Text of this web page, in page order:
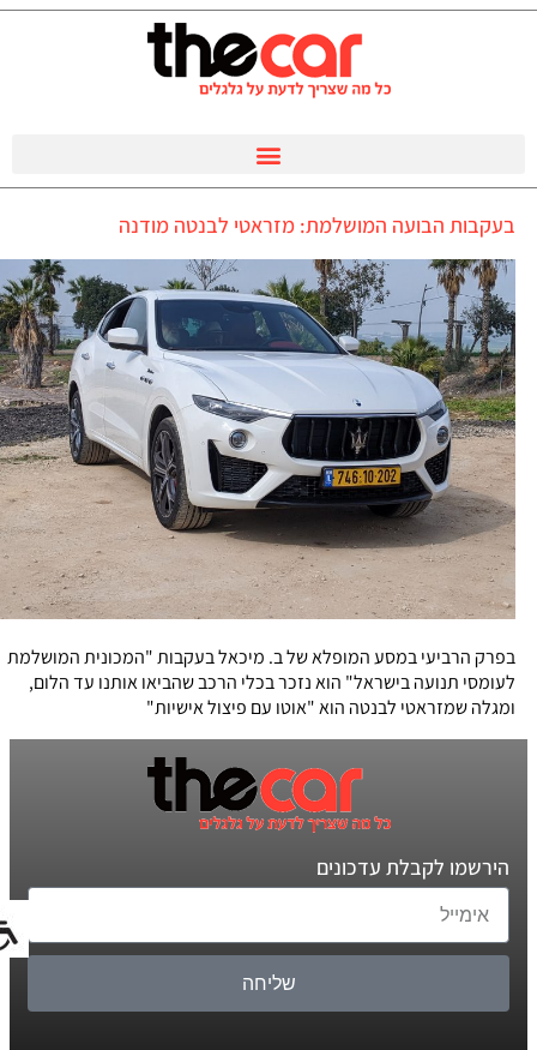
בעקבות הבועה המושלמת: מזראטי לבנטה מודנה
בפרק הרביעי במסע המופלא של ב. מיכאל בעקבות "המכונית המושלמת
לעומסי תנועה בישראל" הוא נזכר בכלי הרכב שהביאו אותנו עד הלום,
ומגלה שמזראטי לבנטה הוא "אוטו עם פיצול אישיות"
הירשמו לקבלת עדכונים
שליחה